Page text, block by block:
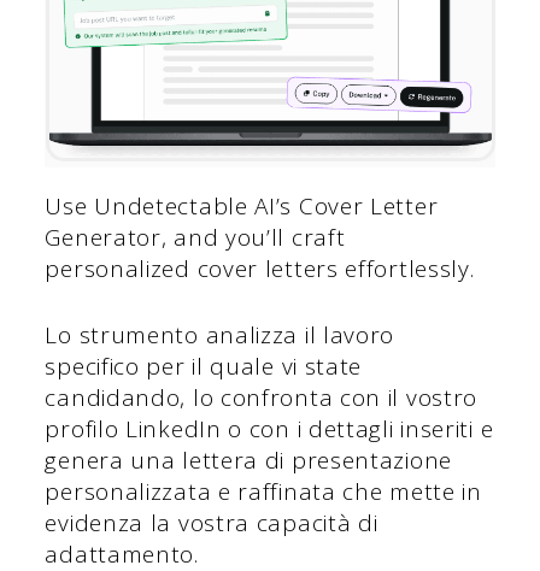
Use Undetectable AI’s Cover Letter
Generator, and you’ll craft
personalized cover letters effortlessly.
Lo strumento analizza il lavoro
specifico per il quale vi state
candidando, lo confronta con il vostro
profilo LinkedIn o con i dettagli inseriti e
genera una lettera di presentazione
personalizzata e raffinata che mette in
evidenza la vostra capacità di
adattamento.